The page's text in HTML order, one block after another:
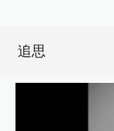
追思